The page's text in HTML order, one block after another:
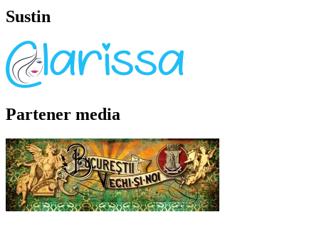
Sustin
Partener media